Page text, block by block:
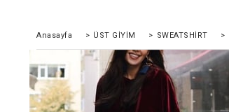
Anasayfa > ÜST GİYİM > SWEATSHİRT >